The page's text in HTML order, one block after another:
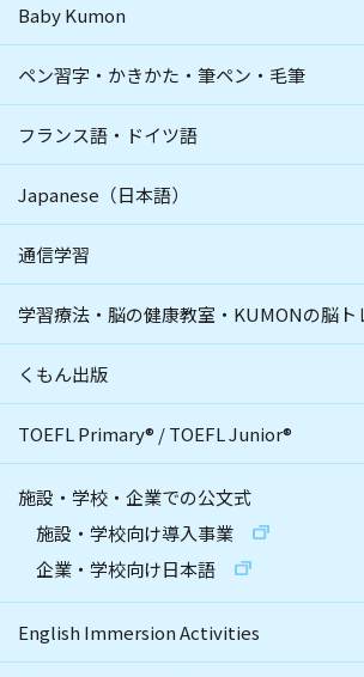
Baby Kumon
ペン習字・かきかた・筆ペン・毛筆
フランス語・ドイツ語
Japanese（日本語）
通信学習
学習療法・脳の健康教室・KUMONの脳ト
くもん出版
TOEFL Primary® /TOEFL Junior®
施設・学校・企業での公文式
施設・学校向け導入事業
企業・学校向け日本語
English Immersion Activities